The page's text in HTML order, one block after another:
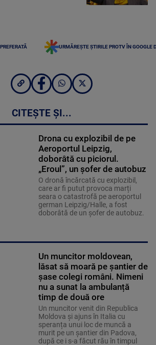
URMĂREȘTE ȘTIRILE PROTV ÎN GOOGLE
CITEȘTE ȘI...
Drona cu explozibil de pe
Aeroportul Leipzig,
doborâtă cu piciorul.
„Eroul”, un șofer de autobuz
O dronă încărcată cu explozibil,
care ar fi putut provoca marți
seara o catastrofă pe aeroportul
german Leipzig/Halle, a fost
doborâtă de un șofer de autobuz.
Un muncitor moldovean,
lăsat să moară pe șantier de
șase colegi români. Nimeni
nu a sunat la ambulanță
timp de două ore
Un muncitor venit din Republica
Moldova și ajuns în Italia cu
speranța unui loc de muncă a
murit pe un șantier din Padova,
după ce i s-a făcut rău în timpul